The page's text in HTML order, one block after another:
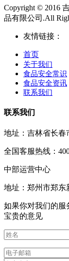
Copyright © 2016
品有限公司.All
友情链接：
首页
关于我们
食品安全常识
食品安全资讯
联系我们
联系我们
地址：吉林省长春
全国客服热线：
中部运营中心
地址：郑州市郑东
如果你对我们的服
宝贵的意见